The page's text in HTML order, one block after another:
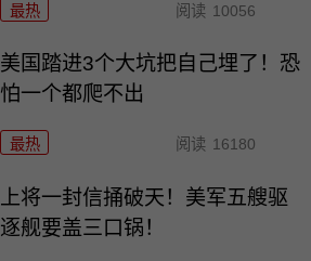
最热 阅读 10056
美国踏进3个大坑把自己埋了！恐
怕一个都爬不出
最热 阅读 16180
上将一封信捅破天！美军五艘驱
逐舰要盖三口锅！